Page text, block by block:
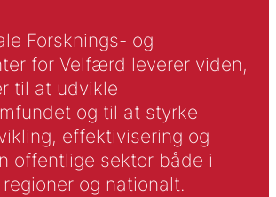
Forsknings- og
for Velfærd leverer viden,
til at udvikle
og til at styrke
effektivisering og
offentlige sektor både i
og nationalt.